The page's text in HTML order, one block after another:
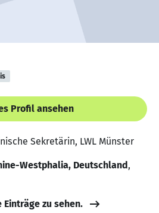
Profil ansehen
Sekretärin, LWL Münster
Westphalia, Deutschland,
Einträge zu sehen.